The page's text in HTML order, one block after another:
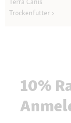
Trockenfutter
10%